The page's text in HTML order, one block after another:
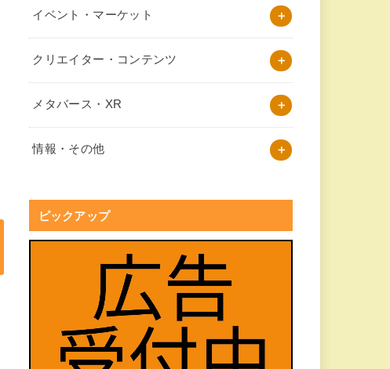
イベント・マーケット
クリエイター・コンテンツ
メタバース・XR
情報・その他
ピックアップ